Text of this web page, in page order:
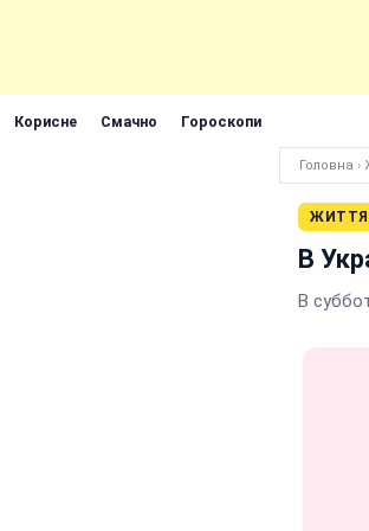
Корисне Смачно Гороскопи
Головна ›
ЖИТТЯ
В
В